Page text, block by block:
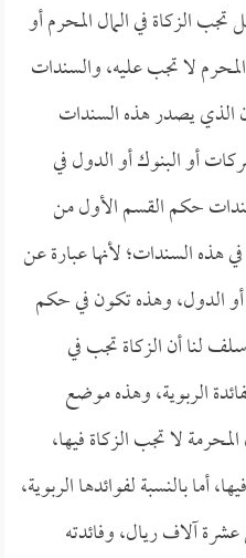
تجب الزكاة في المال المحرم أو
لا تجب عليه، والسندات
الذي يصدر هذه السندات
أو البنوك أو الدول في
حكم القسم الأول من
هذه السندات؛ لأنها عبارة عن
الدول، وهذه تكون في حكم
لنا أن الزكاة تجب في
الربوية، وهذه موضع
لا تجب الزكاة فيها،
بالنسبة لفوائدها الربوية،
آلاف ريال، وفائدته